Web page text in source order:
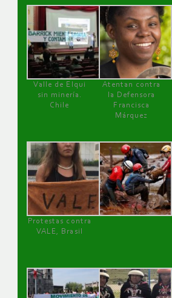
Valle de Elqui
sin minería.
Chile
Atentan contra
la Defensora
Francisca
Márquez
Protestas contra
VALE, Brasil